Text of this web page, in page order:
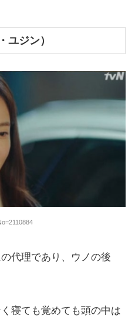
ユジン）
代理であり、ウノの後
寝ても覚めても頭の中は